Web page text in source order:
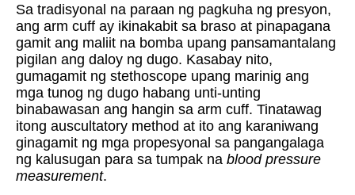
Sa tradisyonal na paraan ng pagkuha ng presyon,
ang arm cuff ay ikinakabit sa braso at pinapagana
gamit ang maliit na bomba upang pansamantalang
pigilan ang daloy ng dugo. Kasabay nito,
gumagamit ng stethoscope upang marinig ang
mga tunog ng dugo habang unti-unting
binabawasan ang hangin sa arm cuff. Tinatawag
itong auscultatory method at ito ang karaniwang
ginagamit ng mga propesyonal sa pangangalaga
ng kalusugan para sa tumpak na blood pressure
measurement.